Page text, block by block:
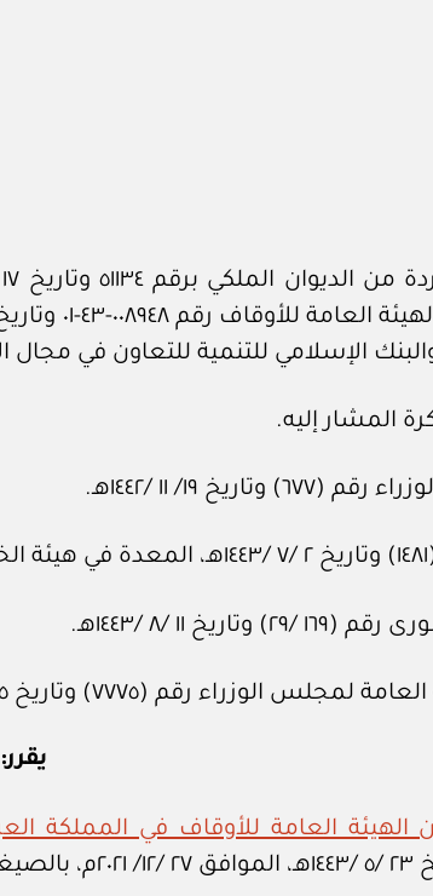
الإسلامي للتنمية للتعاون في مجال
المشار إليه.
١٩/ ١١ /١٤٤٢هـ.
١١ /٨ /١٤٤٣هـ.
الوزراء رقم (٧٧٧٥) وتاريخ ٥/ ٩/ ١٤٤٣هـ.
يقرر:
الهيئة العامة للأوقاف في المملكة